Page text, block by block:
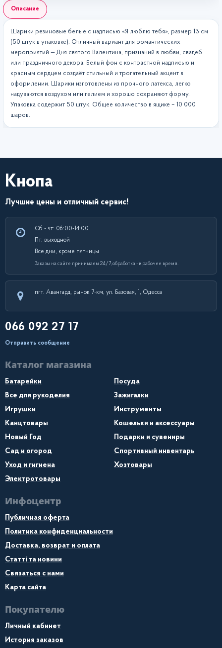
Описание
Шарики резиновые белые с надписью «Я люблю тебя», размер 13 см
(50 штук в упаковке). Отличный вариант для романтических
мероприятий — Дня святого Валентина, признаний в любви, свадеб
или праздничного декора. Белый фон с контрастной надписью и
красным сердцем создаёт стильный и трогательный акцент в
оформлении. Шарики изготовлены из прочного латекса, легко
надуваются воздухом или гелием и хорошо сохраняют форму.
Упаковка содержит 50 штук. Общее количество в ящике – 10 000
шаров.
Кнопа
Лучшие цены и отличный сервис!
Сб - чт: 06:00-14:00
Пт: выходной
Все дни, кроме пятницы
Заказы на сайте принимаем 24/7, обработка - в рабочее время.
пгт. Авангард, рынок 7-км, ул. Базовая, 1, Одесса
066 092 27 17
Отправить сообщение
Каталог магазина
Батарейки
Посуда
Все для рукоделия
Зажигалки
Игрушки
Инструменты
Канцтовары
Кошельки и аксессуары
Новый Год
Подарки и сувениры
Сад и огород
Спортивный инвентарь
Уход и гигиена
Хозтовары
Электротовары
Инфоцентр
Публичная оферта
Политика конфиденциальности
Доставка, возврат и оплата
Статті та новини
Связаться с нами
Карта сайта
Покупателю
Личный кабинет
История заказов